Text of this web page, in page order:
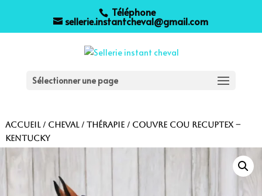
Téléphone
sellerie.instantcheval@gmail.com
Sélectionner une page
Accueil/ Cheval/ Thérapie / Couvre cou Recuptex –
Kentucky